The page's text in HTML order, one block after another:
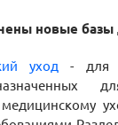
новые базы
уход - для